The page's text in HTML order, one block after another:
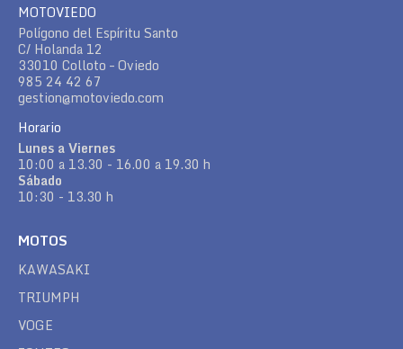
MOTOVIEDO
Polígono del Espíritu Santo
C/ Holanda 12
33010 Colloto – Oviedo
985 24 42 67
gestion@motoviedo.com
Horario
Lunes a Viernes
10:00 a 13.30 - 16.00 a 19.30 h
Sábado
10:30 - 13.30 h
MOTOS
KAWASAKI
TRIUMPH
VOGE